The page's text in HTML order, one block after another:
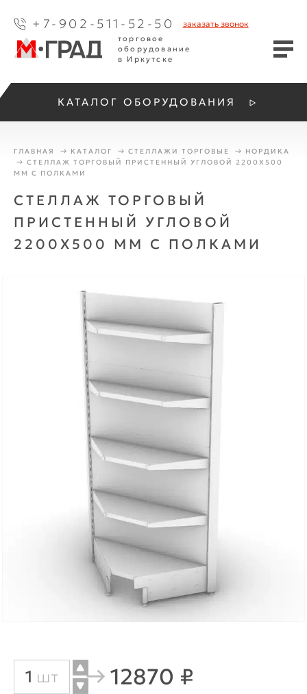
+7-902-511-52-50 заказатьзвонок
торговое
оборудование
в Иркутске
КАТАЛОГ ОБОРУДОВАНИЯ
ГЛАВНАЯ КАТАЛОГ СТЕЛЛАЖИ ТОРГОВЫЕ
НОРДИКА
СТЕЛЛАЖ ТОРГОВЫЙ ПРИСТЕННЫЙ УГЛОВОЙ 2200Х500
ММ С ПОЛКАМИ
СТЕЛЛАЖ ТОРГОВЫЙ
ПРИСТЕННЫЙ УГЛОВОЙ
2200Х500 ММ С ПОЛКАМИ
Количество
шт 12870 ₽